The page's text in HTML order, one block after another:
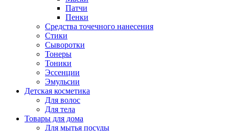
Патчи
Пенки
Средства точечного нанесения
Стики
Сыворотки
Тонеры
Тоники
Эссенции
Эмульсии
Детская косметика
Для волос
Для тела
Товары для дома
Для мытья посуды